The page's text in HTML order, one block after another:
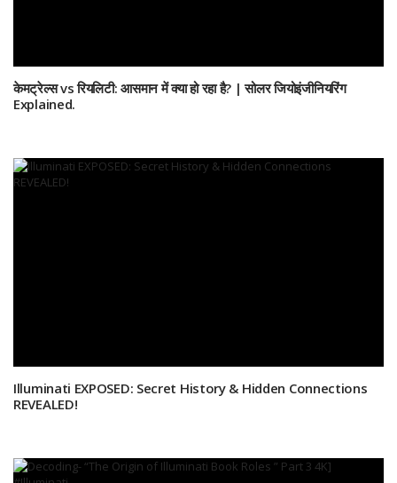
केमट्रेल्स vs रियलिटी: आसमान में क्या हो रहा है? | सोलर जियोइंजीनियरिंग
Explained.
Illuminati EXPOSED: Secret History & Hidden Connections
REVEALED!